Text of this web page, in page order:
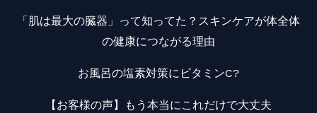
「肌は最大の臓器」って知ってた？スキンケアが体全体
の健康につながる理由
お風呂の塩素対策にビタミンC?
【お客様の声】もう本当にこれだけで大丈夫